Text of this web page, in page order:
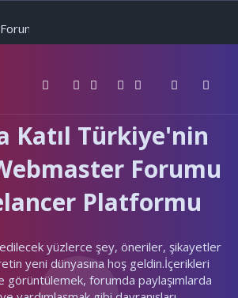
Forumlar
Katıl Türkiye'nin
Forumu
Platformu
yüzlerce şey, öneriler, şikayetler
yeni dünyasına hoş geldin.İçerikleri
görüntülemek, forumda paylaşımlarda